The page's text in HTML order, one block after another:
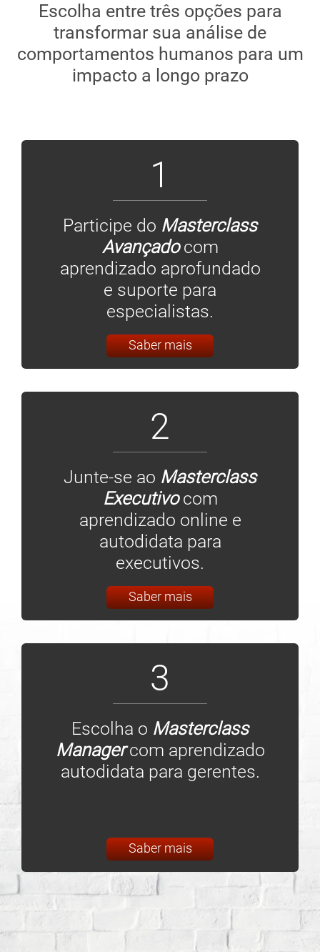
Escolha entre três opções para
transformar sua análise de
comportamentos humanos para um
impacto a longo prazo
1
Participe do Masterclass
Avançadocom
aprendizado aprofundado
e suporte para
especialistas.
Saber mais
2
Junte-se ao Masterclass
Executivocom
aprendizado online e
autodidata para
executivos.
Saber mais
3
Escolha o Masterclass
Managercom aprendizado
autodidata para gerentes.
Saber mais